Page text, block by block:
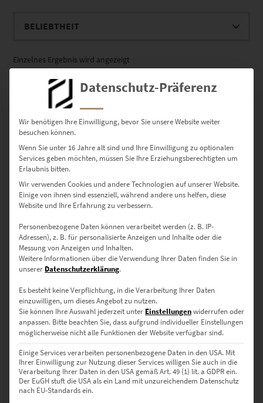
Einzelnes Ergebnis wird angezeigt
Datenschutz-Präferenz
Wir benötigen Ihre Einwilligung, bevor Sie unsere Website weiter
besuchen können.
Wenn Sie unter 16 Jahre alt sind und Ihre Einwilligung zu optionalen
Services geben möchten, müssen Sie Ihre Erziehungsberechtigten um
Erlaubnis bitten.
Wir verwenden Cookies und andere Technologien auf unserer Website.
Einige von ihnen sind essenziell, während andere uns helfen, diese
Website und Ihre Erfahrung zu verbessern.
Personenbezogene Daten können verarbeitet werden (z. B. IP-
Adressen), z. B. für personalisierte Anzeigen und Inhalte oder die
Messung von Anzeigen und Inhalten.
Weitere Informationen über die Verwendung Ihrer Daten finden Sie in
unserer Datenschutzerklärung.
Es besteht keine Verpflichtung, in die Verarbeitung Ihrer Daten
einzuwilligen, um dieses Angebot zu nutzen.
Sie können Ihre Auswahl jederzeit unter Einstellungenwiderrufen oder
anpassen. Bitte beachten Sie, dass aufgrund individueller Einstellungen
möglicherweise nicht alle Funktionen der Website verfügbar sind.
Einige Services verarbeiten personenbezogene Daten in den USA. Mit
Ihrer Einwilligung zur Nutzung dieser Services willigen Sie auch in die
Verarbeitung Ihrer Daten in den USA gemäß Art. 49 (1) lit. a GDPR ein.
Der EuGH stuft die USA als ein Land mit unzureichendem Datenschutz
nach EU-Standards ein.